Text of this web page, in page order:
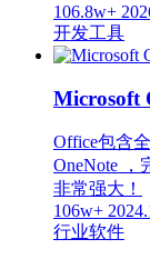
106.8w+
开发工具
Microsoft
Office包含
OneNote ，
非常强大！
106w+
行业软件